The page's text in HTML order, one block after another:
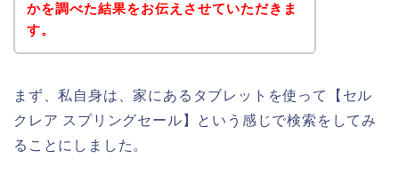
かを調べた結果をお伝えさせていただきま
す。
まず、私自身は、家にあるタブレットを使って【セル
クレア スプリングセール】という感じで検索をしてみ
ることにしました。